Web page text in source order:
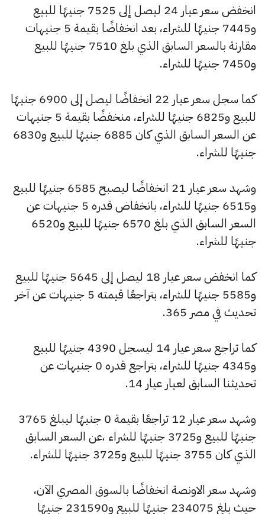
انخفض سعر عيار 24 ليصل إلى 7525 جنيهًا للبيع
و7445 جنيهًا للشراء، بعد انخفاضًا بقيمة 5 جنيهات
مقارنة بالسعر السابق الذي بلغ 7510 جنيهًا للبيع
و7450 جنيهًا للشراء.
كما سجل سعر عيار 22 انخفاضًا ليصل إلى 6900 جنيهًا
للبيع و6825 جنيهًا للشراء، منخفضًا بقيمة 5 جنيهات
عن السعر السابق الذي كان 6885 جنيهًا للبيع و6830
جنيهًا للشراء.
وشهد سعر عيار 21 انخفاضًا ليصبح 6585 جنيهًا للبيع
و6515 جنيهًا للشراء، بانخفاض قدره 5 جنيهات عن
السعر السابق الذي بلغ 6570 جنيهًا للبيع و6520
جنيهًا للشراء.
كما انخفض سعر عيار 18 ليصل إلى 5645 جنيهًا للبيع
و5585 جنيهًا للشراء، بتراجعًا قيمته 5 جنيهات عن آخر
تحديث في مصر 365.
كما تراجع سعر عيار 14 ليسجل 4390 جنيهًا للبيع
و4345 جنيهًا للشراء، بتراجع قدره 0 جنيهات عن
تحديثنا السابق لعيار عيار 14.
وشهد سعر عيار 12 تراجعًا بقيمة 0 جنيهًا ليبلغ 3765
جنيهًا للبيع و3725 جنيهًا للشراء ،عن السعر السابق
الذي كان 3755 جنيهًا للبيع و3725 جنيهًا للشراء.
وشهد سعر الاونصة انخفاضًا بالسوق المصري الآن،
حيث بلغ 234075 جنيهًا للبيع و231590 جنيهًا